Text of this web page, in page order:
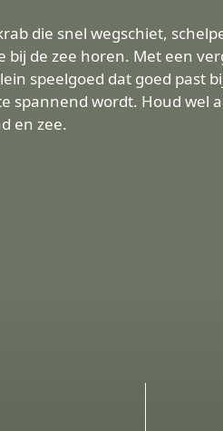
die snel wegschiet,
de zee horen. Met een
speelgoed dat goed past
wordt. Houd wel
en zee.